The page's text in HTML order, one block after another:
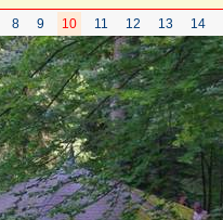
8 9 10 11 12 13 14